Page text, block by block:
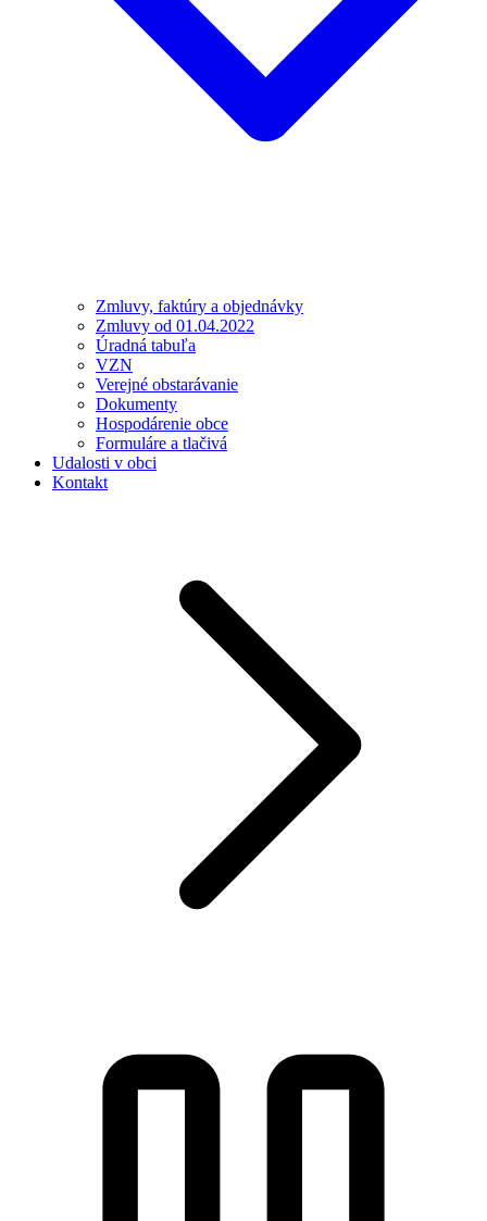
Zmluvy, faktúry a objednávky
Zmluvy od 01.04.2022
Úradná tabuľa
VZN
Verejné obstarávanie
Dokumenty
Hospodárenie obce
Formuláre a tlačivá
Udalosti v obci
Kontakt